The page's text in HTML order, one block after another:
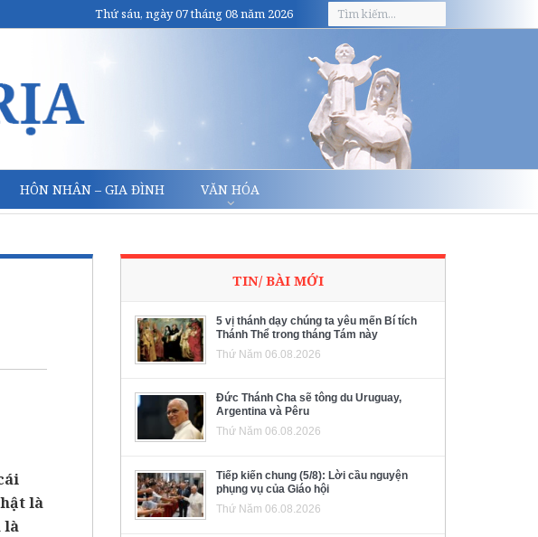
Thứ sáu, ngày 07 tháng 08 năm 2026
HÔN NHÂN – GIA ĐÌNH VĂN HÓA
là
là
TIN/ BÀI MỚI
5 vị thánh dạy chúng ta yêu mến Bí tích
Thánh Thể trong tháng Tám này
Thứ Năm 06.08.2026
Đức Thánh Cha sẽ tông du Uruguay,
Argentina và Pêru
Thứ Năm 06.08.2026
Tiếp kiến chung (5/8): Lời cầu nguyện
phụng vụ của Giáo hội
Thứ Năm 06.08.2026